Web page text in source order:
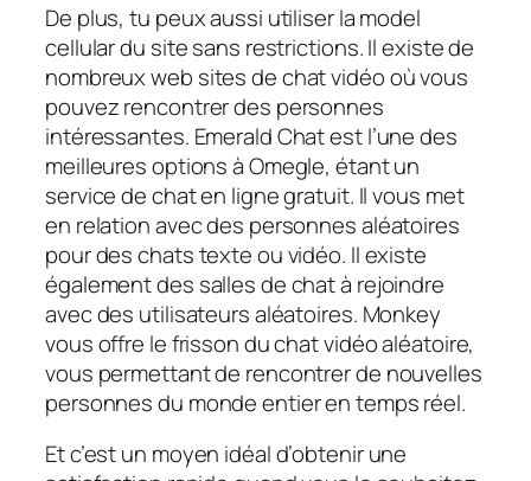
De plus, tu peux aussi utiliser la model
cellular du site sans restrictions. Il existe de
nombreux web sites de chat vidéo où vous
pouvez rencontrer des personnes
intéressantes. Emerald Chat est l’une des
meilleures options à Omegle, étant un
service de chat en ligne gratuit. Il vous met
en relation avec des personnes aléatoires
pour des chats texte ou vidéo. Il existe
également des salles de chat à rejoindre
avec des utilisateurs aléatoires. Monkey
vous offre le frisson du chat vidéo aléatoire,
vous permettant de rencontrer de nouvelles
personnes du monde entier en temps réel.
Et c’est un moyen idéal d’obtenir une